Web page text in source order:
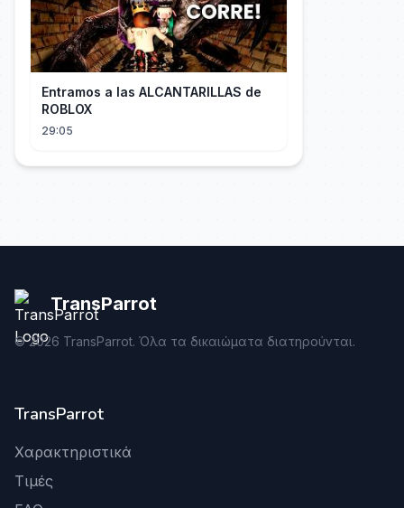
Entramos a las ALCANTARILLAS de
ROBLOX
29:05
TransParrot
©2026 TransParrot. Όλα τα δικαιώματα διατηρούνται.
TransParrot
Χαρακτηριστικά
Τιμές